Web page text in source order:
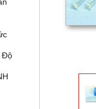
Độ